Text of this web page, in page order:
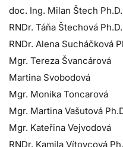
doc. Ing. Milan Štech Ph.D.
RNDr. Táňa Štechová Ph.D.
RNDr. Alena Sucháčková
Mgr. Tereza Švancárová
Martina Svobodová
Mgr. Monika Toncarová
Mgr. Martina Vašutová
Mgr. Kateřina Vejvodová
RNDr. Kamila Vítovcová